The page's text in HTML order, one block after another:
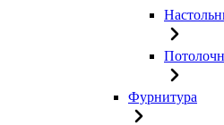
Фурнитура